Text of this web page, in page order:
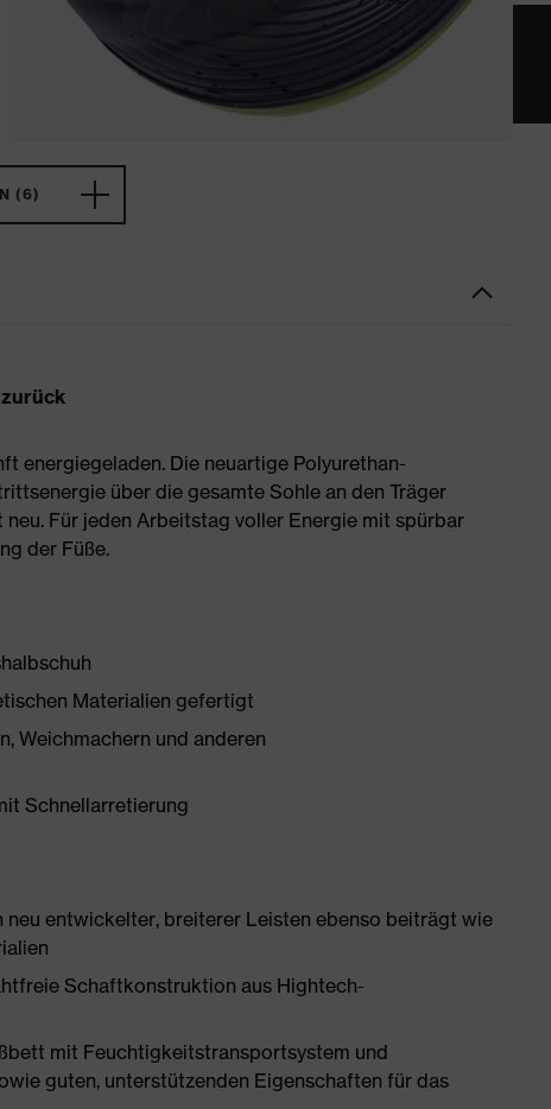
(6)
energiegeladen. Die neuartige Polyurethan-
über die gesamte Sohle an den Träger
Für jeden Arbeitstag voller Energie mit spürbar
der Füße.
Materialien gefertigt
Weichmachern und anderen
Schnellarretierung
entwickelter, breiterer Leisten ebenso beiträgt wie
Schaftkonstruktion aus Hightech-
mit Feuchtigkeitstransportsystem und
guten, unterstützenden Eigenschaften für das